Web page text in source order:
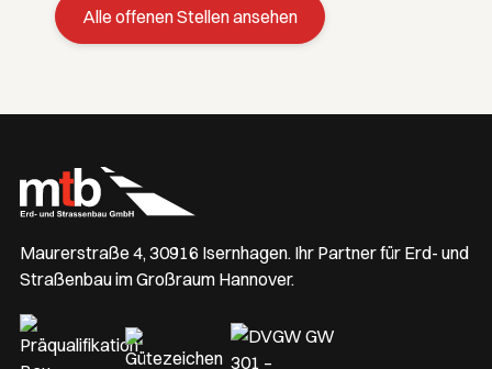
Alle offenen Stellen ansehen
Maurerstraße 4, 30916 Isernhagen. Ihr Partner für Erd- und
Straßenbau im Großraum Hannover.